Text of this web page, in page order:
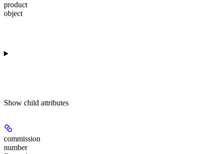
product
object
Show child attributes
commission
number